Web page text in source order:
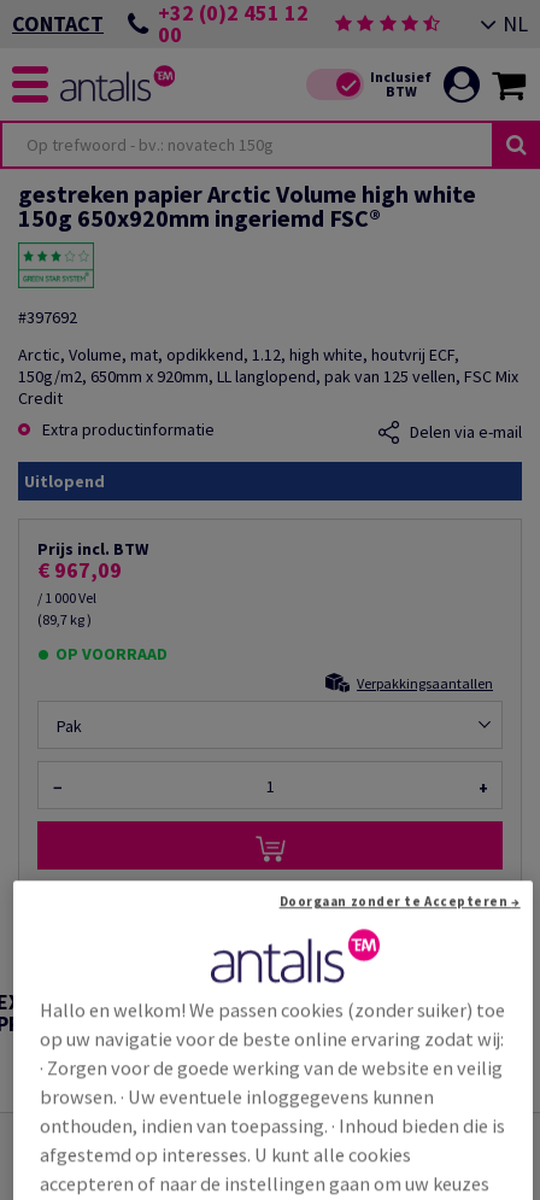
CONTACT +32 (0)2 451 12
00 NL
gestreken papier Arctic Volume high white
150g 650x920mm ingeriemd FSC®
#397692
Arctic, Volume, mat, opdikkend, 1.12, high white, houtvrij ECF,
150g/m2, 650mm x 920mm, LL langlopend, pak van 125 vellen, FSC Mix
Credit
Extra productinformatie
Delen via e-mail
Uitlopend
Prijs incl. BTW
€ 967,09
/ 1 000 Vel
(89,7 kg )
OP VOORRAAD
Verpakkingsaantallen
Pak
− +
Artikel snijden
TECHNISCHE
INFORMATIE INFORMATIE &
CERTIFICATEN
U bent misschien ook geïnteresseerd in
Hallo en welkom! We passen cookies (zonder suiker) toe
op uw navigatie voor de beste online ervaring zodat wij:
· Zorgen voor de goede werking van de website en veilig
browsen. · Uw eventuele inloggegevens kunnen
onthouden, indien van toepassing. · Inhoud bieden die is
afgestemd op interesses. U kunt alle cookies
accepteren of naar de instellingen gaan om uw keuzes
Doorgaan zonder te Accepteren →